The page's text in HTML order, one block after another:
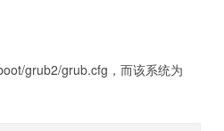
grub2/grub.cfg，而该系统为